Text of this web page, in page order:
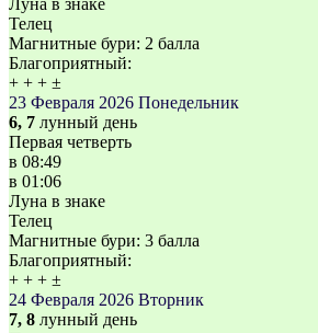
Луна в знаке
Телец
Магнитные бури: 2 балла
Благоприятный:
+ + + ±
23 Февраля 2026 Понедельник
6, 7 лунный день
Первая четверть
в 08:49
в 01:06
Луна в знаке
Телец
Магнитные бури: 3 балла
Благоприятный:
+ + + ±
24 Февраля 2026 Вторник
7, 8 лунный день